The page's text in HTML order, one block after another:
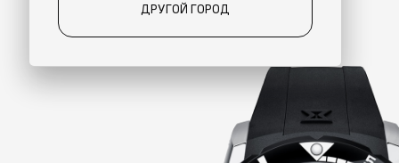
ДРУГОЙ ГОРОД
ДЛЯ ВАС